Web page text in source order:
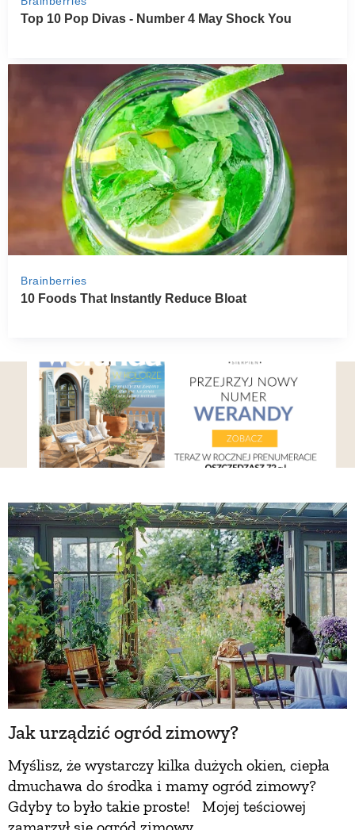
Jak urządzić ogród zimowy?
Myślisz, że wystarczy kilka dużych okien, ciepła
dmuchawa do środka i mamy ogród zimowy?
Gdyby to było takie proste! Mojej teściowej